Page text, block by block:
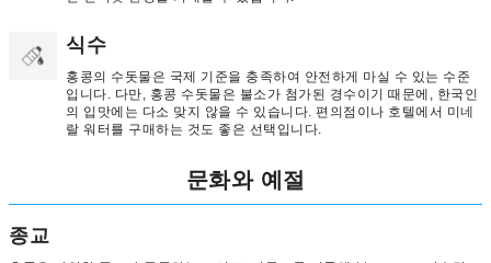
식수
홍콩의 수돗물은 국제 기준을 충족하여 안전하게 마실 수 있는 수준
입니다. 다만, 홍콩 수돗물은 불소가 첨가된 경수이기 때문에, 한국인
의 입맛에는 다소 맞지 않을 수 있습니다. 편의점이나 호텔에서 미네
랄 워터를 구매하는 것도 좋은 선택입니다.
문화와 예절
종교